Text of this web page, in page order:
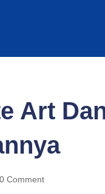
Art
0 Comment